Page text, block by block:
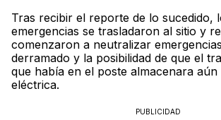
Tras recibir el reporte de lo sucedido,
emergencias se trasladaron al sitio y
comenzaron a neutralizar
derramado y la posibilidad de que el
que había en el poste almacenara aún
eléctrica.
PUBLICIDAD